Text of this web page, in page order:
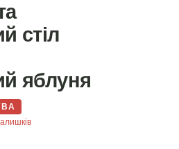
стіл
яблуня